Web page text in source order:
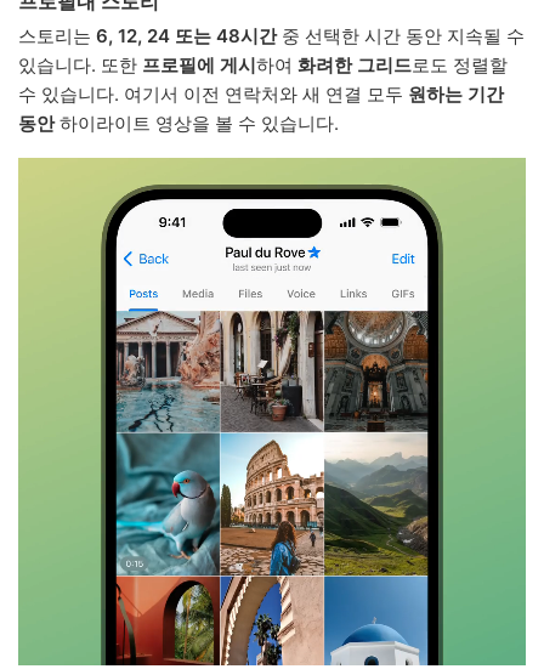
스토리는 6, 12, 24 또는 48시간중 선택한 시간 동안 지속될 수
있습니다. 또한 프로필에 게시하여 화려한 그리드로도 정렬할
수 있습니다. 여기서 이전 연락처와 새 연결 모두 원하는 기간
동안하이라이트 영상을 볼 수 있습니다.